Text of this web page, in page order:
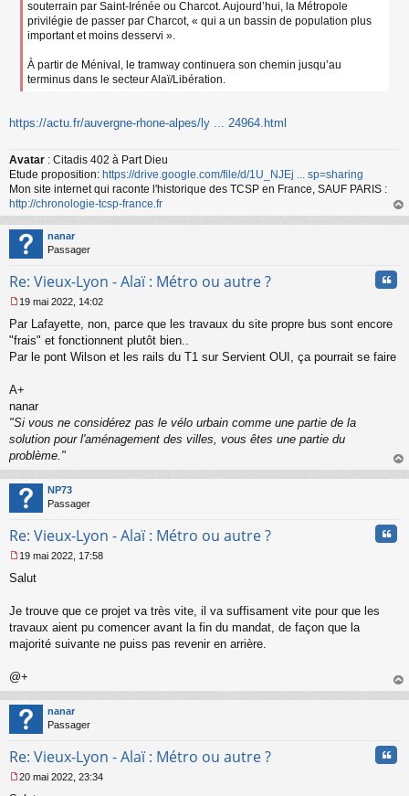
souterrain par Saint-Irénée ou Charcot. Aujourd’hui, la Métropole
privilégie de passer par Charcot, « qui a un bassin de population plus
important et moins desservi ».
À partir de Ménival, le tramway continuera son chemin jusqu’au
terminus dans le secteur Alaï/Libération.
https://actu.fr/auvergne-rhone-alpes/ly ... 24964.html
Avatar : Citadis 402 à Part Dieu
Etude proposition: https://drive.google.com/file/d/1U_NJEj ... sp=sharing
Mon site internet qui raconte l'historique des TCSP en France, SAUF PARIS :
http://chronologie-tcsp-france.fr
au
nanar
Passager
Re: Vieux-Lyon - Alaï : Métro ou autre ?
e
s
s
e
n
o
n
u
19 mai 2022, 14:02
Par Lafayette, non, parce que les travaux du site propre bus sont encore
"frais" et fonctionnent plutôt bien..
Par le pont Wilson et les rails du T1 sur Servient OUI, ça pourrait se faire
A+
nanar
"Si vous ne considérez pas le vélo urbain comme une partie de la
solution pour l'aménagement des villes, vous êtes une partie du
problème."
au
NP73
Passager
Re: Vieux-Lyon - Alaï : Métro ou autre ?
e
s
g
e
o
n
l
u
19 mai 2022, 17:58
Salut
Je trouve que ce projet va très vite, il va suffisament vite pour que les
travaux aient pu comencer avant la fin du mandat, de façon que la
majorité suivante ne puiss pas revenir en arrière.
@+
au
nanar
Passager
Re: Vieux-Lyon - Alaï : Métro ou autre ?
20 mai 2022, 23:34